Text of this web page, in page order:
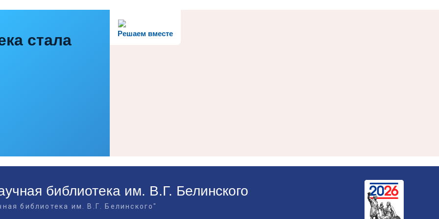
Решаем вместе
стала
библиотека им. В.Г. Белинского
библиотека им. В.Г. Белинского"